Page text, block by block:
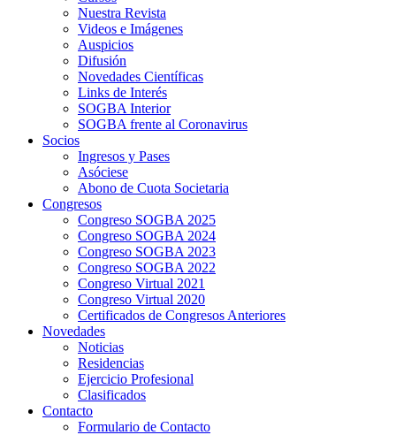
Nuestra Revista
Videos e Imágenes
Auspicios
Difusión
Novedades Científicas
Links de Interés
SOGBA Interior
SOGBA frente al Coronavirus
Socios
Ingresos y Pases
Asóciese
Abono de Cuota Societaria
Congresos
Congreso SOGBA 2025
Congreso SOGBA 2024
Congreso SOGBA 2023
Congreso SOGBA 2022
Congreso Virtual 2021
Congreso Virtual 2020
Certificados de Congresos Anteriores
Novedades
Noticias
Residencias
Ejercicio Profesional
Clasificados
Contacto
Formulario de Contacto